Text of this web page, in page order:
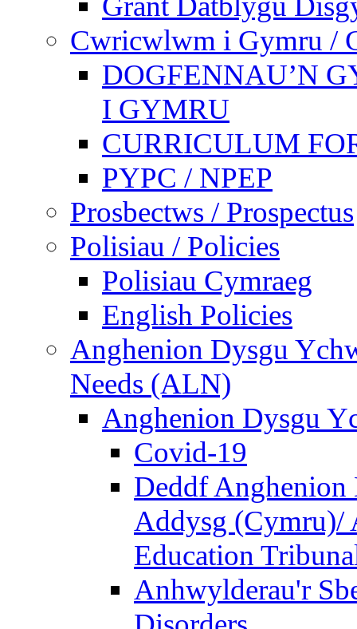
Cwricwlwm i Gymru /
DOGFENNAU’N
I GYMRU
CURRICULUM
PYPC / NPEP
Prosbectws / Prospectus
Polisiau / Policies
Polisiau Cymraeg
English Policies
Anghenion Dysgu
Needs (ALN)
Anghenion Dysgu
Covid-19
Deddf
Addysg (Cymru)/
Education
Anhwylderau'r